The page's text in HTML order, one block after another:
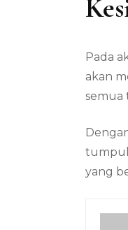
Pada
akan
semua
yang